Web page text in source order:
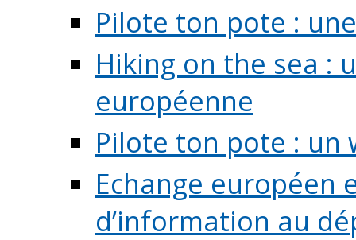
Pilote ton pote :
Hiking on the sea :
européenne
Pilote ton pote : un
Echange européen
d’information au